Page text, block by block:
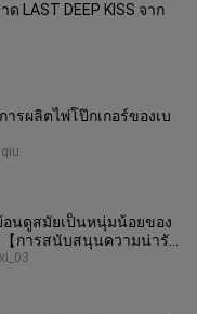
ด LAST DEEP KISS จาก
รผลิตไพ่โป๊กเกอร์ของเบ
นดูสมัยเป็นหนุ่มน้อยของ
การสนับสนุนความน่ารัก